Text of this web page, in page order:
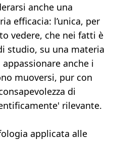
anche una
efficacia: l’unica, per
vedere, che nei fatti è
studio, su una materia
anche i
muoversi, pur con
di
rilevante.
applicata alle